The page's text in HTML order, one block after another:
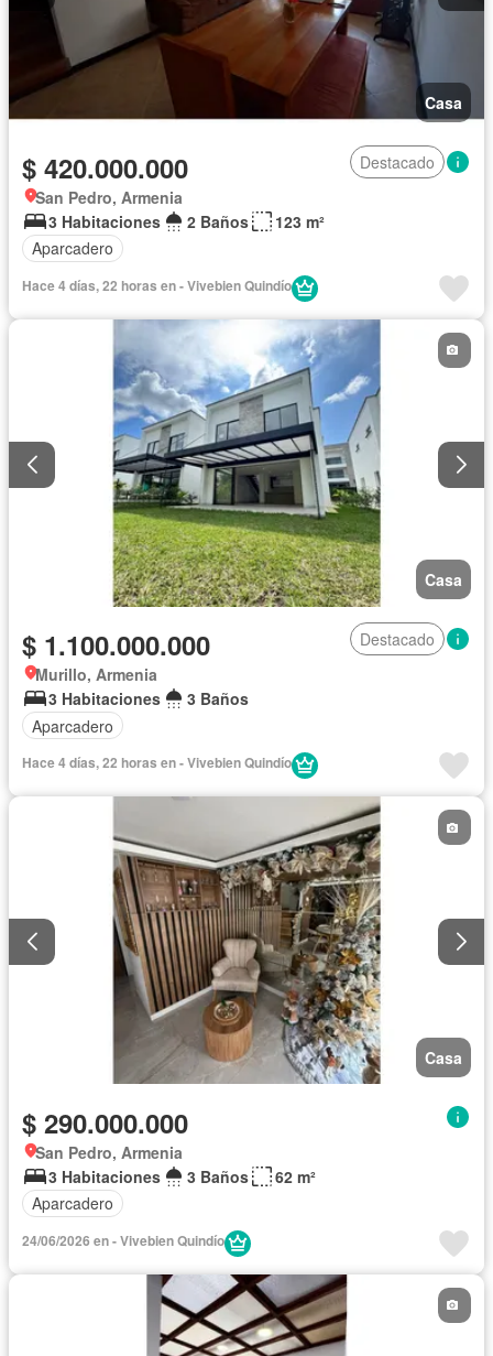
Casa
$ 420.000.000
Destacado
San Pedro, Armenia
3 Habitaciones
2 Baños
123 m²
Aparcadero
Hace 4 días, 22 horas en - Vivebien Quindío
Casa
$ 1.100.000.000
Destacado
Murillo, Armenia
3 Habitaciones
3 Baños
Aparcadero
Hace 4 días, 22 horas en - Vivebien Quindío
Casa
$ 290.000.000
San Pedro, Armenia
3 Habitaciones
3 Baños
62 m²
Aparcadero
24/06/2026 en - Vivebien Quindío